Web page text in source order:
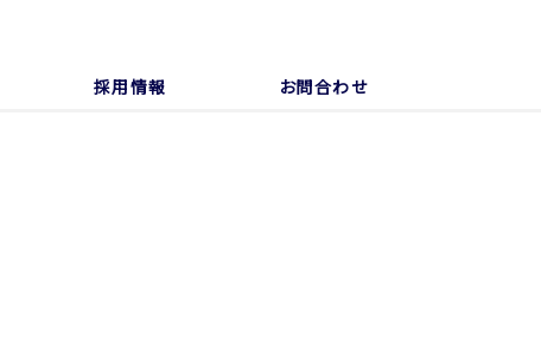
採用情報 お問合わせ